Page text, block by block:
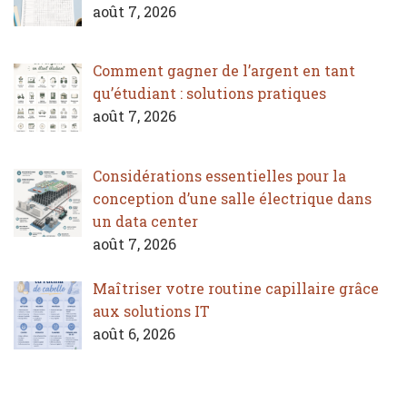
août 7, 2026
Comment gagner de l’argent en tant
qu’étudiant : solutions pratiques
août 7, 2026
Considérations essentielles pour la
conception d’une salle électrique dans
un data center
août 7, 2026
Maîtriser votre routine capillaire grâce
aux solutions IT
août 6, 2026